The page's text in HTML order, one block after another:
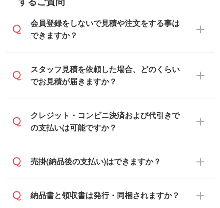
会員登録をしないで見積や注文をする事は
できますか？
可能です。見積・注文フォームにて『ゲス
トのまま進む』ボタンからお進みのうえ、
スタッフ見積を依頼した場合、どのくらい
でお見積が届きますか？
通常、翌営業日までにお送りしておりま
す。混雑状況によっては、お時間をいただ
翌営業日以降のご連絡となります。
クレジット・コンビニ決済および代引きで
の支払いは可能ですか？
銀行振込のみのご対応となります。
売掛(納品後の支払い)はできますか？
基本的には先入金をお願いしております
納品書と領収書は発行・同梱されますか？